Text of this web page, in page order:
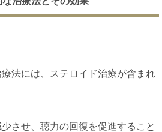
法には、ステロイド治療が含まれ
させ、聴力の回復を促進すること